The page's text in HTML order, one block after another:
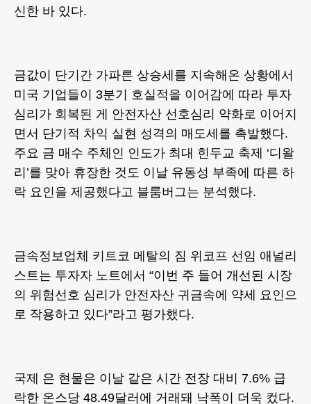
신한 바 있다.
금값이 단기간 가파른 상승세를 지속해온 상황에서
미국 기업들이 3분기 호실적을 이어감에 따라 투자
심리가 회복된 게 안전자산 선호심리 약화로 이어지
면서 단기적 차익 실현 성격의 매도세를 촉발했다.
주요 금 매수 주체인 인도가 최대 힌두교 축제 ‘디왈
리’를 맞아 휴장한 것도 이날 유동성 부족에 따른 하
락 요인을 제공했다고 블룸버그는 분석했다.
금속정보업체 키트코 메탈의 짐 위코프 선임 애널리
스트는 투자자 노트에서 “이번 주 들어 개선된 시장
의 위험선호 심리가 안전자산 귀금속에 약세 요인으
로 작용하고 있다”라고 평가했다.
국제 은 현물은 이날 같은 시간 전장 대비 7.6% 급
락한 온스당 48.49달러에 거래돼 낙폭이 더욱 컸다.